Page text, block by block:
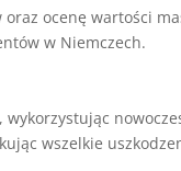
oraz ocenę wartości
w Niemczech.
wszelkie